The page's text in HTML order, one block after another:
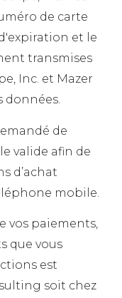
de carte
et le
transmises
Inc. et Mazer
données.
de
valide afin de
d’achat
mobile.
vos paiements,
que vous
est
soit chez